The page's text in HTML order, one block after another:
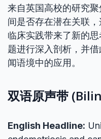
来自英国高校的研究
间是否存在潜在关联
临床实践带来了新的
题进行深入剖析，并
闻语境中的应用。
双语原声带
English Headline: